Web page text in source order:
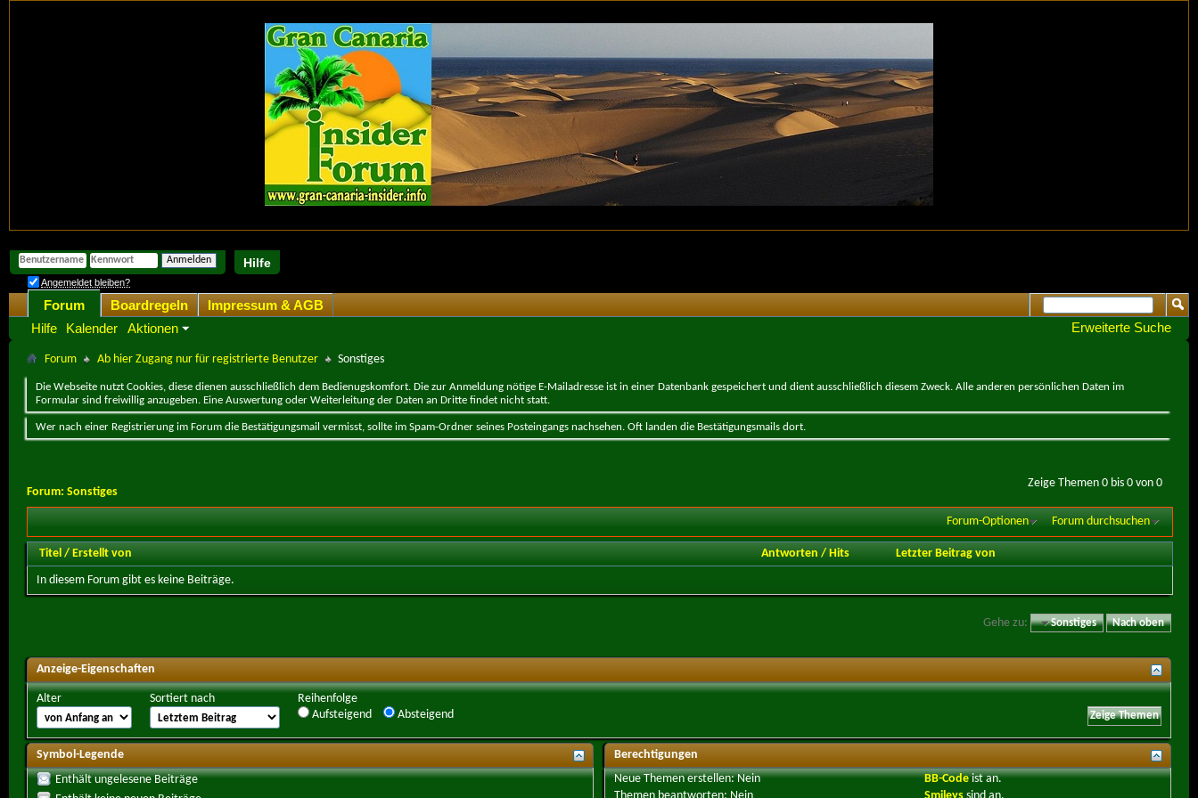
Hilfe
Angemeldet bleiben?
Forum
Hilfe
Kalender Aktionen
Boardregeln
Impressum & AGB
Erweiterte Suche
Forum Ab hier Zugang nur für registrierte Benutzer Sonstiges
Die Webseite nutzt Cookies, diese dienen ausschließlich dem Bedienugskomfort. Die zur Anmeldung nötige E-Mailadresse ist in einer Datenbank gespeichert und dient ausschließlich diesem Zweck. Alle anderen persönlichen Daten im
Formular sind freiwillig anzugeben. Eine Auswertung oder Weiterleitung der Daten an Dritte findet nicht statt.
Wer nach einer Registrierung im Forum die Bestätigungsmail vermisst, sollte im Spam-Ordner seines Posteingangs nachsehen. Oft landen die Bestätigungsmails dort.
Zeige Themen 0 bis 0 von 0
Forum: Sonstiges
Forum-Optionen Forum durchsuchen
Titel / Erstellt von Antworten / Hits
Letzter Beitrag von
In diesem Forum gibt es keine Beiträge.
Gehe zu: Sonstiges Nach oben
Anzeige-Eigenschaften
Alter Sortiert nach
Reihenfolge
Aufsteigend
Absteigend
Symbol-Legende
Enthält ungelesene Beiträge
Berechtigungen
Neue Themen erstellen:Nein
BB-Codeistan.